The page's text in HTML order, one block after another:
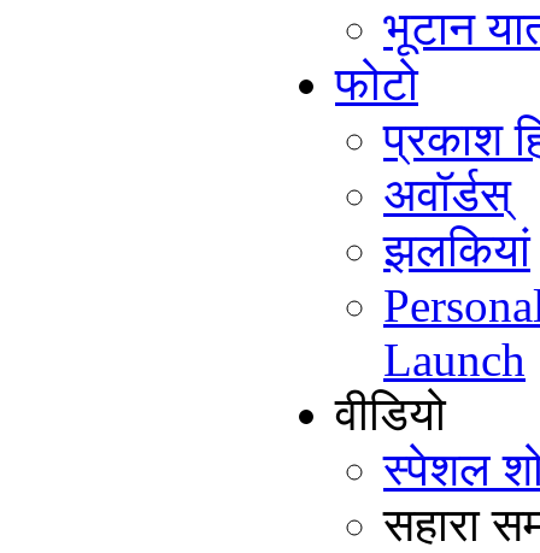
भूटान
फोटो
प्रकाश
अवॉर्डस्
झलकियां
Launch
वीडियो
स्पेशल
सहारा